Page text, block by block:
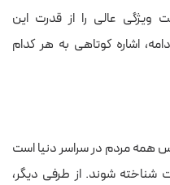
ویژگی عالی را از قدرت این
اشاره کوتاهی به هر کدام
همه مردم در سراسر دنیا است
شوند. از طرفی دیگر،